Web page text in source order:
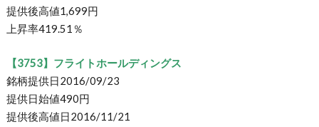
提供後高値1,699円
上昇率419.51％
【3753】フライトホールディングス
銘柄提供日2016/09/23
提供日始値490円
提供後高値日2016/11/21